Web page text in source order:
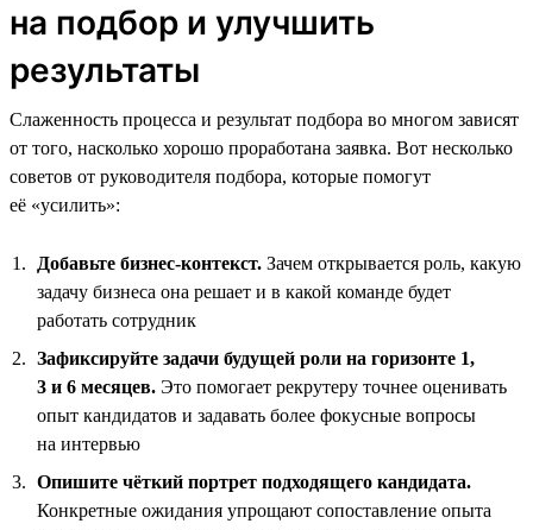
на подбор и улучшить
результаты
Слаженность процесса и результат подбора во многом зависят
от того, насколько хорошо проработана заявка. Вот несколько
советов от руководителя подбора, которые помогут
её «усилить»:
Добавьте бизнес-контекст. Зачем открывается роль, какую
задачу бизнеса она решает и в какой команде будет
работать сотрудник
Зафиксируйте задачи будущей роли на горизонте 1,
3 и 6 месяцев. Это помогает рекрутеру точнее оценивать
опыт кандидатов и задавать более фокусные вопросы
на интервью
Опишите чёткий портрет подходящего кандидата.
Конкретные ожидания упрощают сопоставление опыта